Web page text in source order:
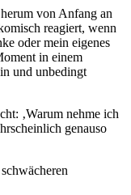
von Anfang an
reagiert, wenn
oder mein eigenes
in einem
und unbedingt
‚Warum nehme ich
genauso